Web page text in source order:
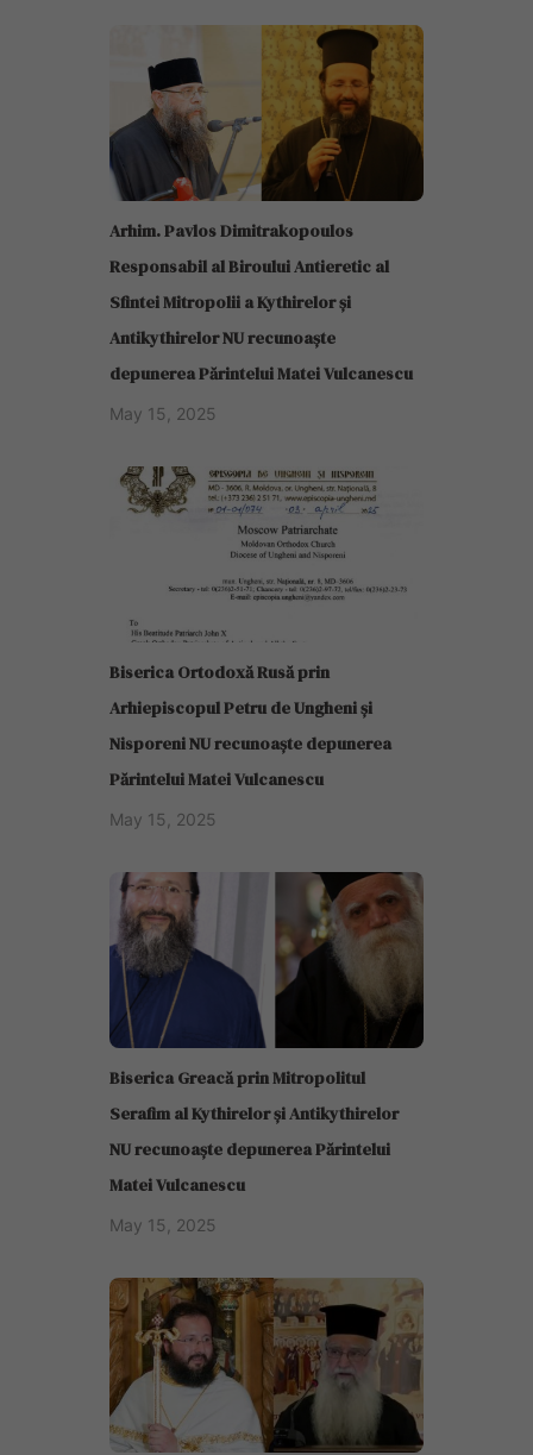
Arhim. Pavlos Dimitrakopoulos
Responsabil al Biroului Antieretic al
Sfintei Mitropolii a Kythirelor și
Antikythirelor NU recunoaște
depunerea Părintelui Matei Vulcanescu
May 15, 2025
Biserica Ortodoxă Rusă prin
Arhiepiscopul Petru de Ungheni și
Nisporeni NU recunoaște depunerea
Părintelui Matei Vulcanescu
May 15, 2025
Biserica Greacă prin Mitropolitul
Serafim al Kythirelor și Antikythirelor
NU recunoaște depunerea Părintelui
Matei Vulcanescu
May 15, 2025